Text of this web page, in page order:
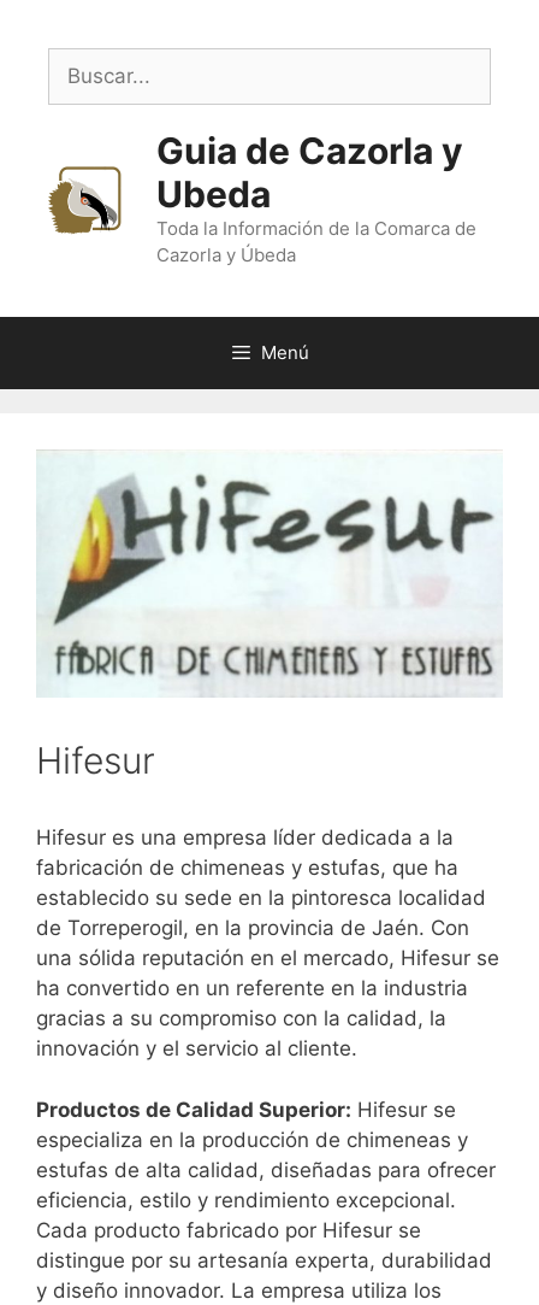
contenido
Buscar:
Guia de Cazorla y
Ubeda
Toda la Información de la Comarca de
Cazorla y Úbeda
Menú
Hifesur
Hifesur es una empresa líder dedicada a la
fabricación de chimeneas y estufas, que ha
establecido su sede en la pintoresca localidad
de Torreperogil, en la provincia de Jaén. Con
una sólida reputación en el mercado, Hifesur se
ha convertido en un referente en la industria
gracias a su compromiso con la calidad, la
innovación y el servicio al cliente.
Productos de Calidad Superior: Hifesur se
especializa en la producción de chimeneas y
estufas de alta calidad, diseñadas para ofrecer
eficiencia, estilo y rendimiento excepcional.
Cada producto fabricado por Hifesur se
distingue por su artesanía experta, durabilidad
y diseño innovador. La empresa utiliza los